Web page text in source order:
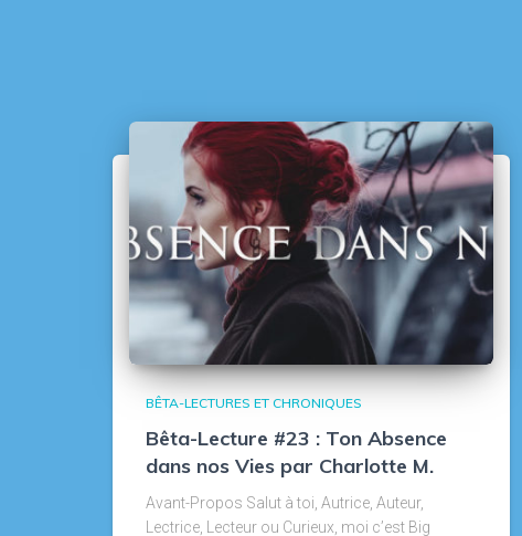
BÊTA-LECTURES ET CHRONIQUES
Bêta-Lecture #23 : Ton Absence
dans nos Vies par Charlotte M.
Avant-Propos Salut à toi, Autrice, Auteur,
Lectrice, Lecteur ou Curieux, moi c’est Big